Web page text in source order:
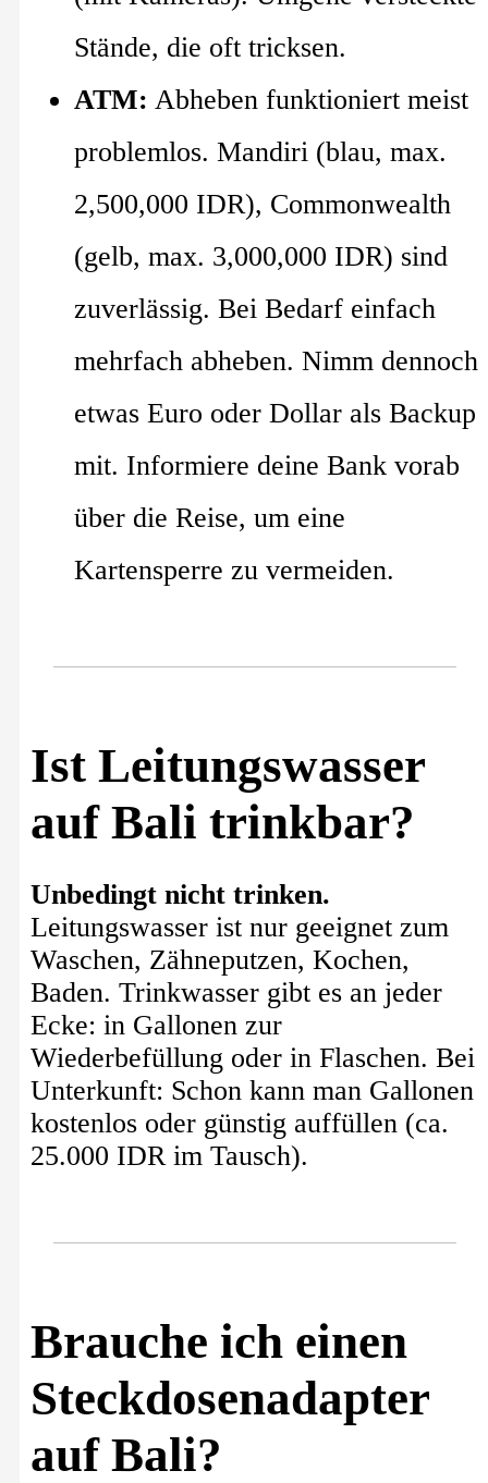
Stände, die oft tricksen.
ATM: Abheben funktioniert meist
problemlos. Mandiri (blau, max.
2,500,000 IDR), Commonwealth
(gelb, max. 3,000,000 IDR) sind
zuverlässig. Bei Bedarf einfach
mehrfach abheben. Nimm dennoch
etwas Euro oder Dollar als Backup
mit. Informiere deine Bank vorab
über die Reise, um eine
Kartensperre zu vermeiden.
Ist Leitungswasser
auf Bali trinkbar?
Unbedingt nicht trinken.
Leitungswasser ist nur geeignet zum
Waschen, Zähneputzen, Kochen,
Baden. Trinkwasser gibt es an jeder
Ecke: in Gallonen zur
Wiederbefüllung oder in Flaschen. Bei
Unterkunft: Schon kann man Gallonen
kostenlos oder günstig auffüllen (ca.
25.000 IDR im Tausch).
Brauche ich einen
Steckdosenadapter
auf Bali?